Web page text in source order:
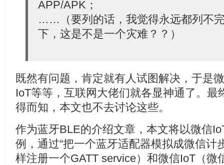
APP/APK；
……（要列的话，我觉得永远都列不
下，这是不是一个灾难？？）
既然有问题，肯定就有人试图解决，于是
IoT等等，互联网大佬们就各显神通了。最
得而知，本文也不去讨论这些。
作为蓝牙BLE的介绍文章，本文将以微信
例，通过“把一个蓝牙适配器模拟成微信计
样注册一个GATT service）和微信IoT（微